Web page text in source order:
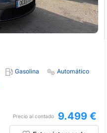
Gasolina
Automático
Precio al contado 9.499 €